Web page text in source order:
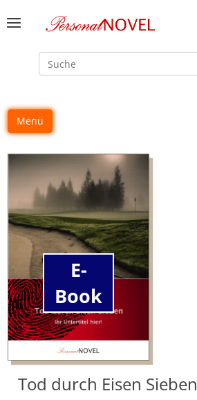
Suche
Menü
E-
Book
Tod durch Eisen Sieben